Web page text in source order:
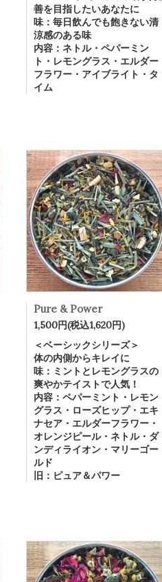
善を目指したいあなたに
味：毎日飲んでも飽きない清
涼感のある味
内容：ネトル・ペパーミン
ト・レモングラス・エルダー
フラワー・アイブライト・タ
イム
Pure & Power
1,500円(税込1,620円)
＜ベーシックシリーズ＞
体の内側からキレイに
味：ミントとレモングラスの
爽やかテイストで人気！
内容：ペパーミント・レモン
グラス・ローズヒップ・エキ
ナセア・エルダーフラワー・
オレンジピール・ネトル・ダ
ンディライオン・マリーゴー
ルド
旧：ピュア＆パワー